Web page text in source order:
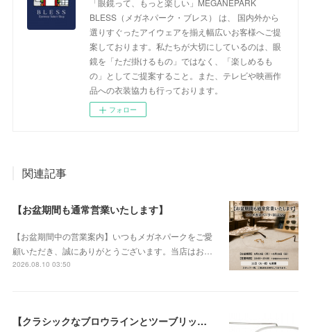
「眼鏡って、もっと楽しい」MEGANEPARK
BLESS（メガネパーク・ブレス） は、 国内外から
選りすぐったアイウェアを揃え幅広いお客様へご提
案しております。私たちが大切にしているのは、眼
鏡を「ただ掛けるもの」ではなく、「楽しめるも
の」としてご提案すること。また、テレビや映画作
品への衣装協力も行っております。
フォロー
関連記事
【お盆期間も通常営業いたします】
【お盆期間中の営業案内】いつもメガネパークをご愛
顧いただき、誠にありがとうございます。当店はお…
2026.08.10 03:50
【クラシックなブロウラインとツーブリッジが際立つ、知的で洗練された新作のチタンフレーム】THOM BROWNE（トムブラウン） UEO960A-045-53が入荷！